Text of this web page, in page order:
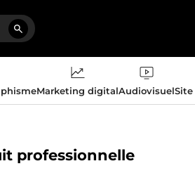
Marketing digitalAudiovisuel
professionnelle